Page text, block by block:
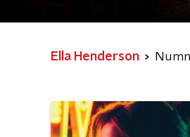
Ella Henderson